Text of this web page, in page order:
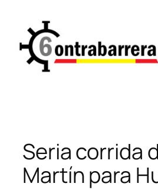
contenido
Seria corrida
Martín para